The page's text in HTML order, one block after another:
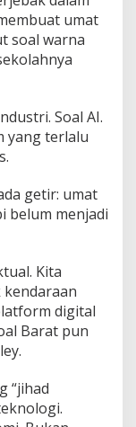
umat
soal warna
Soal AI.
yang terlalu
getir: umat
belum menjadi
Kita
digital
Barat pun
“jihad